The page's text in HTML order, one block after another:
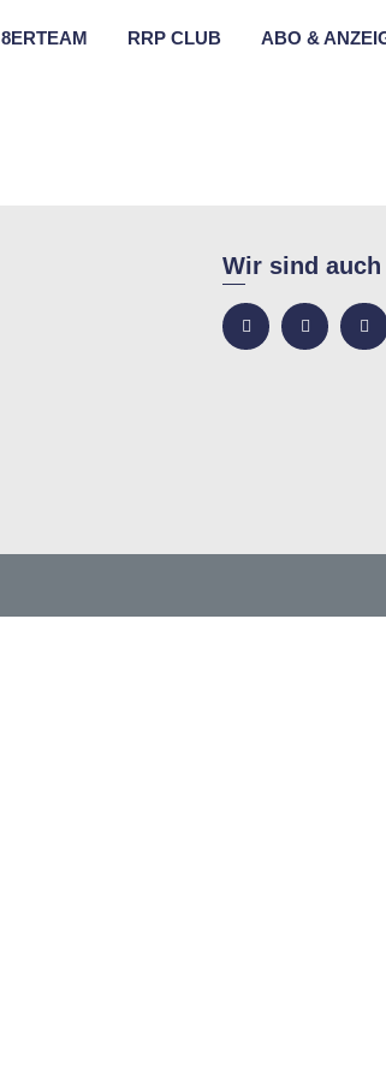
8ERTEAM RRP CLUB ABO &
Wir sind